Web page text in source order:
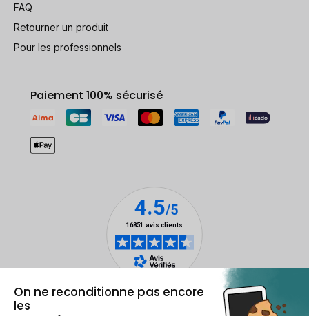
FAQ
Retourner un produit
Pour les professionnels
Paiement 100% sécurisé